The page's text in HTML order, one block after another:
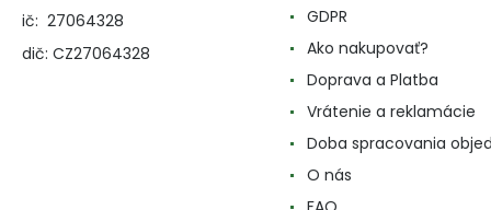
ič: 27064328
dič: CZ27064328
GDPR
Ako nakupovať?
Doprava a Platba
Vrátenie a reklamácie
Doba spracovania
O nás